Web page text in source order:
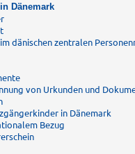
Dänemark
dänischen zentralen
von Urkunden und
in Dänemark
Bezug